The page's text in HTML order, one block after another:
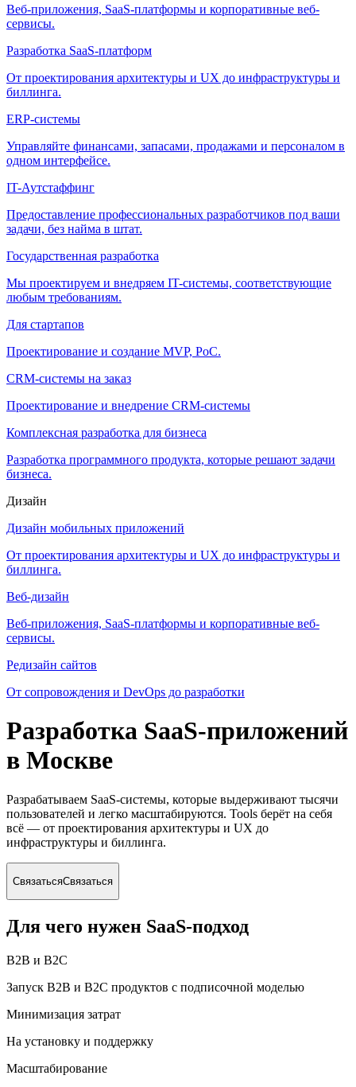
Веб-приложения, SaaS-платформы и корпоративные веб-
сервисы.
Разработка SaaS-платформ
От проектирования архитектуры и UX до инфраструктуры и
биллинга.
ERP-системы
Управляйте финансами, запасами, продажами и персоналом в
одном интерфейсе.
IT-Аутстаффинг
Предоставление профессиональных разработчиков под ваши
задачи, без найма в штат.
Государственная разработка
Мы проектируем и внедряем IT-системы, соответствующие
любым требованиям.
Для стартапов
Проектирование и создание MVP, PoC.
CRM-системы на заказ
Проектирование и внедрение CRM-системы
Комплексная разработка для бизнеса
Разработка программного продукта, которые решают задачи
бизнеса.
Дизайн
Дизайн мобильных приложений
От проектирования архитектуры и UX до инфраструктуры и
биллинга.
Веб-дизайн
Веб-приложения, SaaS-платформы и корпоративные веб-
сервисы.
Редизайн сайтов
От сопровождения и DevOps до разработки
Разработка SaaS-приложений
в Москве
Разрабатываем SaaS-системы, которые выдерживают тысячи
пользователей и легко масштабируются. Tools берёт на себя
всё — от проектирования архитектуры и UX до
инфраструктуры и биллинга.
СвязатьсяСвязаться
Для чего нужен SaaS-подход
B2B и B2C
Запуск B2B и B2C продуктов с подписочной моделью
Минимизация затрат
На установку и поддержку
Масштабирование